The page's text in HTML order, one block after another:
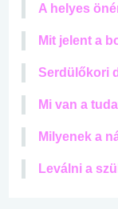
A helyes
Mit jelent a
Serdülőkori
Mi van a
Milyenek a
Leválni a